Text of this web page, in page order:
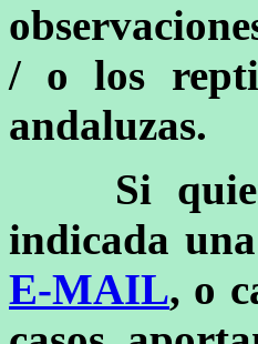
/ o los
andaluzas.
Si
indicada
E-MAIL, o